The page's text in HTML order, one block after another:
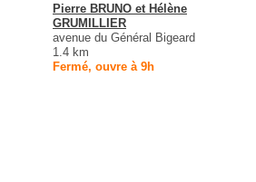
Pierre BRUNO et Hélène
GRUMILLIER
avenue du Général Bigeard
1.4 km
Fermé, ouvre à 9h